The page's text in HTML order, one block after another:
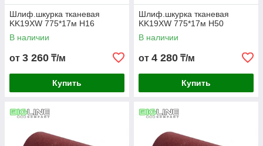
Шлиф.шкурка тканевая
KK19XW 775*17м H16
В наличии
от 3 260 ₸/м
Купить
Шлиф.шкурка тканевая
KK19XW 775*17м H50
В наличии
от 4 280 ₸/м
Купить